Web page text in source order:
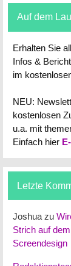
Auf dem
Erhalten Sie
Infos &
im
NEU:
kostenlosen
u.a. mit
Einfach hier
Letzte
Joshuazu
Strich auf
Screendesign